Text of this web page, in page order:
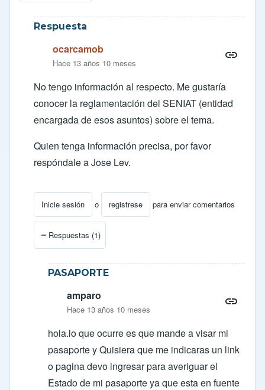
Respuesta
ocarcamob
Hace 13 años 10 meses
No tengo información al respecto. Me gustaría
conocer la reglamentación del SENIAT (entidad
encargada de esos asuntos) sobre el tema.
Quien tenga información precisa, por favor
respóndale a Jose Lev.
Inicie sesión o registrese para enviar comentarios
En respuesta anacionalizar un carro en venezuela
Respuestas (1)
PASAPORTE
amparo
Hace 13 años 10 meses
hola.lo que ocurre es que mande a visar mi
pasaporte y Quisiera que me indicaras un link
o pagina devo ingresar para averiguar el
Estado de mi pasaporte ya que esta en fuente